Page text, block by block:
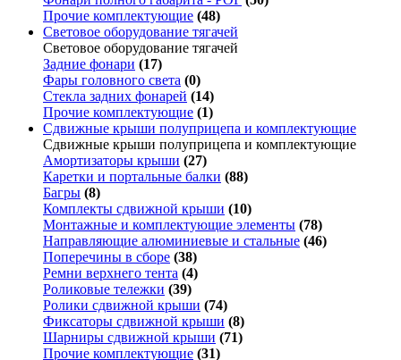
Прочие комплектующие (48)
Световое оборудование тягачей
Световое оборудование тягачей
Задние фонари (17)
Фары головного света (0)
Стекла задних фонарей (14)
Прочие комплектующие (1)
Сдвижные крыши полуприцепа и комплектующие
Сдвижные крыши полуприцепа и комплектующие
Амортизаторы крыши (27)
Каретки и портальные балки (88)
Багры (8)
Комплекты сдвижной крыши (10)
Монтажные и комплектующие элементы (78)
Направляющие алюминиевые и стальные (46)
Поперечины в сборе (38)
Ремни верхнего тента (4)
Роликовые тележки (39)
Ролики сдвижной крыши (74)
Фиксаторы сдвижной крыши (8)
Шарниры сдвижной крыши (71)
Прочие комплектующие (31)